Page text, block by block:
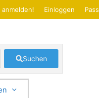
Einloggen
Suchen